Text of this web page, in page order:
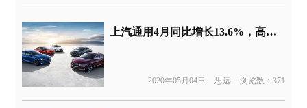
上汽通用4月同比增长13.6%，高端车型为主要增长
2020年05月04日 思远 浏览数：371